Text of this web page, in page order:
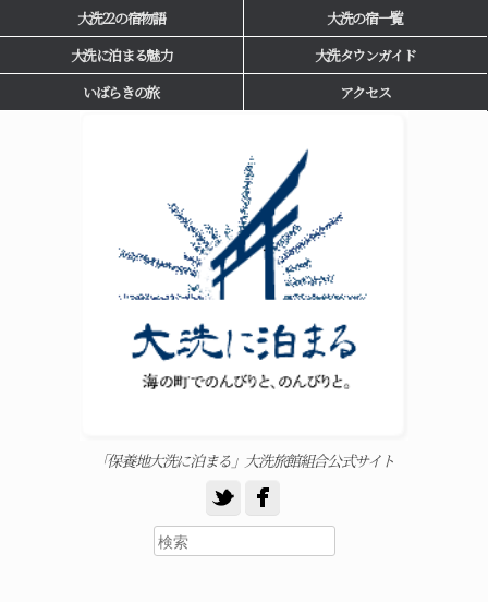
大洗22の宿物語
大洗の宿一覧
大洗に泊まる魅力
大洗タウンガイド
いばらきの旅
アクセス
「保養地大洗に泊まる」大洗旅館組合公式サイト